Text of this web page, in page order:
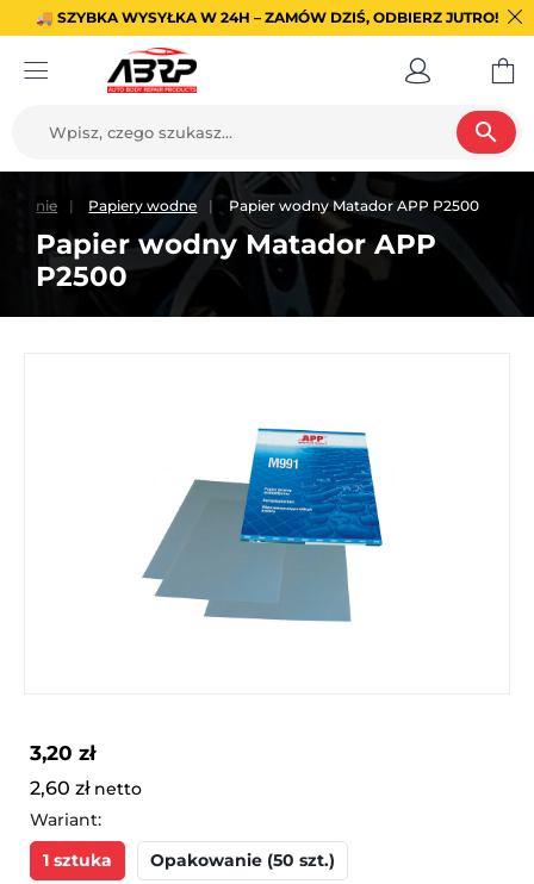
🚚 SZYBKA WYSYŁKA W 24H – ZAMÓW DZIŚ, ODBIERZ JUTRO!
search
Papiery wodne Papier wodny Matador APP P2500
Papier wodny Matador APP
P2500
3,20 zł
2,60 zł netto
Wariant:
1 sztuka
Opakowanie (50 szt.)